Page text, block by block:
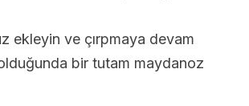
ekleyin ve çırpmaya devam
bir tutam maydanoz